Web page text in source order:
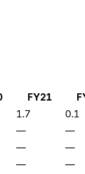
FY21
1.7 0.1
— —
— —
— —